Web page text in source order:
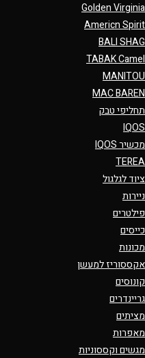
Golden Virginia
Americn Spirit
BALI SHAG
TABAK Camel
MANITOU
MAC BAREN
תחליפי טבק
IQOS
מכשיר IQOS
TEREA
ציוד לגלגול
ניירות
פילטרים
כייסים
מכונות
אקססוריז למעשן
קונוסים
גריינדרים
מציתים
מאפרות
מגשים וקססוניות